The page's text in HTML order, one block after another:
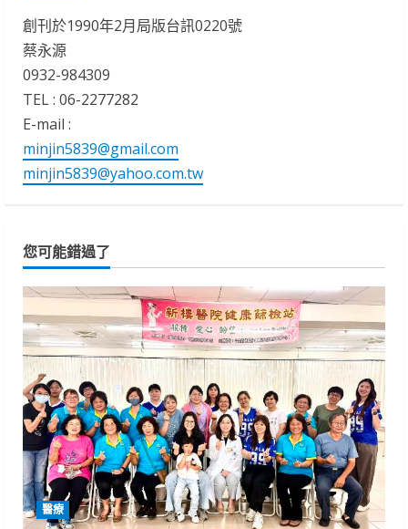
創刊於1990年2月局版台訊0220號
蔡永源
0932-984309
TEL : 06-2277282
E-mail :
minjin5839@gmail.com
minjin5839@yahoo.com.tw
您可能錯過了
醫療